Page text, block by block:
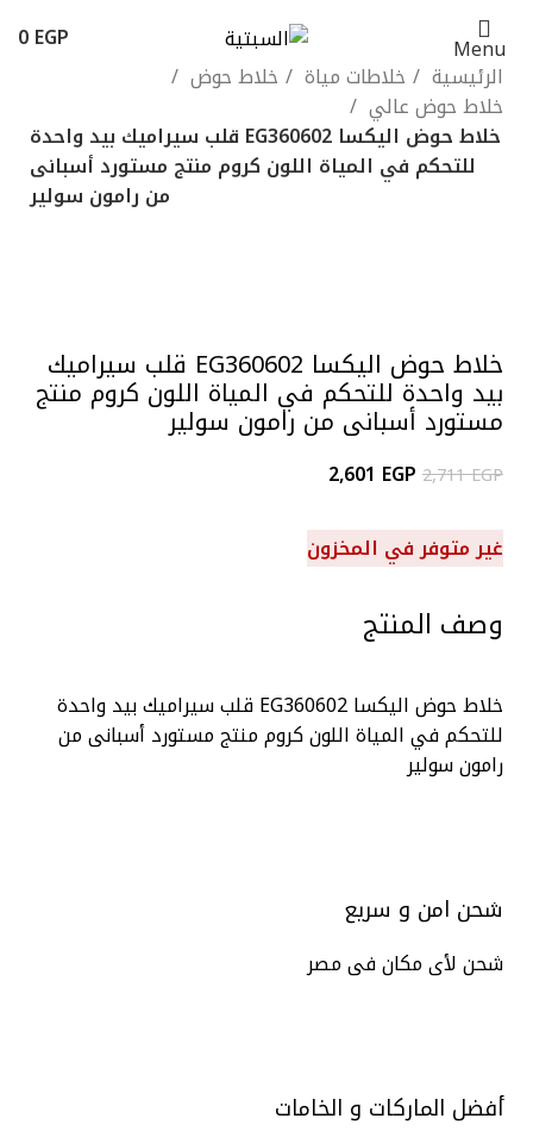
Menu
0EGP
الرئيسية
خلاطات مياة
خلاط حوض
خلاط حوض عالي
خلاط حوض اليكسا EG360602 قلب سيراميك بيد واحدة
للتحكم في المياة اللون كروم منتج مستورد أسبانى
من رامون سولير
خلاط حوض اليكسا EG360602 قلب سيراميك
بيد واحدة للتحكم في المياة اللون كروم منتج
مستورد أسبانى من رامون سولير
2,711EGP
2,601 EGP
غير متوفر في المخزون
وصف المنتج
خلاط حوض اليكسا EG360602 قلب سيراميك بيد واحدة
للتحكم في المياة اللون كروم منتج مستورد أسبانى من
رامون سولير
شحن امن و سريع
شحن لأى مكان فى مصر
أفضل الماركات و الخامات